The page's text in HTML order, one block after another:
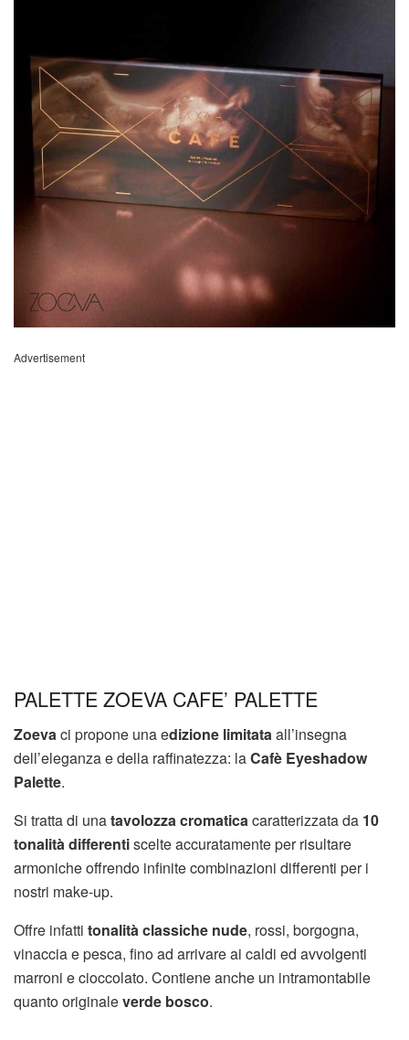
Advertisement
PALETTE ZOEVA CAFE’ PALETTE
Zoevaci propone una edizione limitataall’insegna
dell’eleganza e della raffinatezza: laCafè Eyeshadow
Palette.
Si tratta di unatavolozza cromaticacaratterizzata da 10
tonalità differentiscelte accuratamente per risultare
armoniche offrendo infinite combinazioni differenti per i
nostri make-up.
Offre infatti tonalità classiche nude, rossi, borgogna,
vinaccia e pesca, fino ad arrivare ai caldi ed avvolgenti
marroni e cioccolato. Contiene anche un intramontabile
quanto originaleverde bosco.